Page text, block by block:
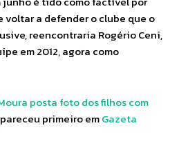
voltar a defender o clube que o
reencontraria Rogério Ceni,
em 2012, agora como
posta foto dos filhos com
primeiro emGazeta